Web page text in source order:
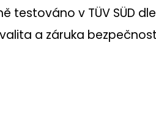
v TÜV SÜD dle
a záruka